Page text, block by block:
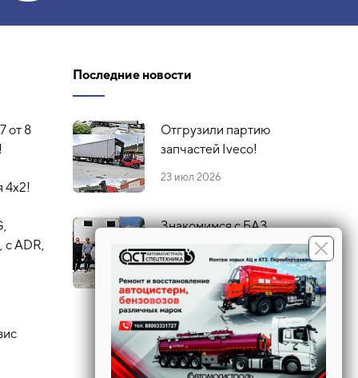
от 8
4х2!
ADR,
Последние новости
Отгрузили партию
запчастей Iveco!
23 июл 2026
Знакомимся с БАЗ
16 июл 2026